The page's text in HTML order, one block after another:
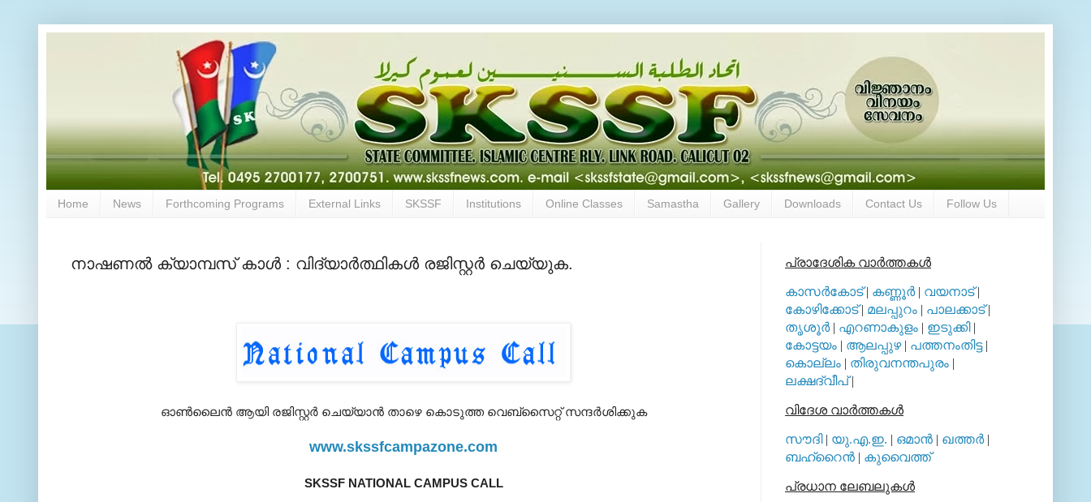
Home News Forthcoming Programs External Links SKSSF Institutions Online Classes Samastha Gallery Downloads Contact Us Follow Us
നാഷണല്‍ ക്യാമ്പസ് കാള്‍ : വിദ്യാര്‍ത്ഥികള്‍ രജിസ്റ്റര്‍ ചെയ്യുക.
ഓണ്‍ലൈന്‍ ആയി രജിസ്റ്റര്‍ ചെയ്യാന്‍ താഴെ കൊടുത്ത വെബ്സൈറ്റ് സന്ദര്‍ശിക്കുക
www.skssfcampazone.com
SKSSF NATIONAL CAMPUS CALL
പ്രാദേശിക വാര്‍ത്തകള്‍
കാസര്‍കോട്| കണ്ണൂര്‍| വയനാട്|
കോഴിക്കോട്| മലപ്പുറം | പാലക്കാട്|
തൃശൂര്‍| എറണാകുളം | ഇടുക്കി|
കോട്ടയം | ആലപ്പുഴ| പത്തനംതിട്ട|
കൊല്ലം | തിരുവനന്തപുരം |
ലക്ഷദ്വീപ്|
വിദേശ വാര്‍ത്തകള്‍
സൗദി| യു.എ.ഇ. | ഒമാന്‍ | ഖത്തര്‍|
ബഹ്റൈന്‍ | കുവൈത്ത്
പ്രധാന ലേബലുകള്‍